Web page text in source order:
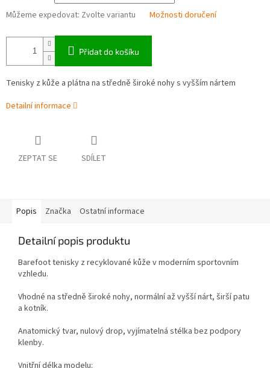
Můžeme expedovat: Zvolte variantu Možnosti doručení
Přidat do košíku
Tenisky z kůže a plátna na středně široké nohy s vyšším nártem
Detailní informace
ZEPTAT SE SDÍLET
Popis Značka Ostatní informace
Detailní popis produktu
Barefoot tenisky z recyklované kůže v moderním sportovním
vzhledu.
Vhodné na středně široké nohy, normální až vyšší nárt, širší patu
a kotník.
Anatomický tvar, nulový drop, vyjímatelná stélka bez podpory
klenby.